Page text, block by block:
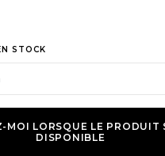
STOCK
MOI LORSQUE LE PRODUIT
DISPONIBLE